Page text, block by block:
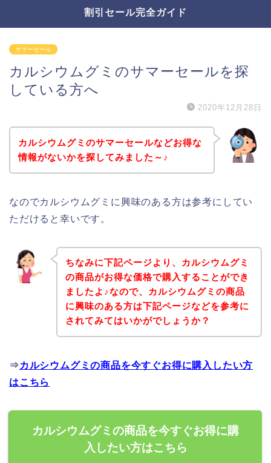
割引セール完全ガイド
サマーセール
カルシウムグミのサマーセールを探
している方へ
2020年12月28日
カルシウムグミのサマーセールなどお得な
情報がないかを探してみました～♪
なのでカルシウムグミに興味のある方は参考にしてい
ただけると幸いです。
ちなみに下記ページより、カルシウムグミ
の商品がお得な価格で購入することができ
ましたよ♪なので、カルシウムグミの商品
に興味のある方は下記ページなどを参考に
されてみてはいかがでしょうか？
⇒ カルシウムグミの商品を今すぐお得に購入したい方
はこちら
カルシウムグミの商品を今すぐお得に購
入したい方はこちら